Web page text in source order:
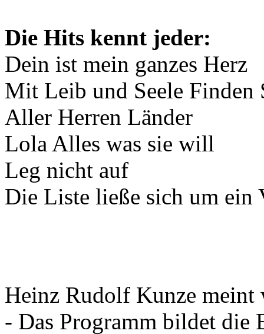
Die Hits kennt jeder:
Dein ist mein ganzes Herz
Mit Leib und Seele Finden
Aller Herren Länder
Lola Alles was sie will
Leg nicht auf
Die Liste ließe sich um ein
Heinz Rudolf Kunze meint
- Das Programm bildet die